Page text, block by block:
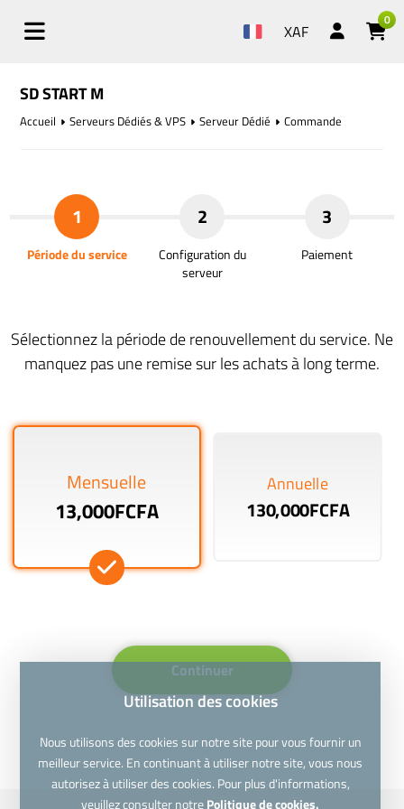
XAF
0
SD START M
Accueil Serveurs Dédiés & VPS Serveur Dédié Commande
1
Période du service
2
Configuration du
serveur
3
Paiement
Sélectionnez la période de renouvellement du service. Ne
manquez pas une remise sur les achats à long terme.
Mensuelle
13,000FCFA
Annuelle
130,000FCFA
Continuer
Utilisation des cookies
Nous utilisons des cookies sur notre site pour vous fournir un
meilleur service. En continuant à utiliser notre site, vous nous
autorisez à utiliser des cookies. Pour plus d'informations,
veuillez consulter notrePolitique de cookies.